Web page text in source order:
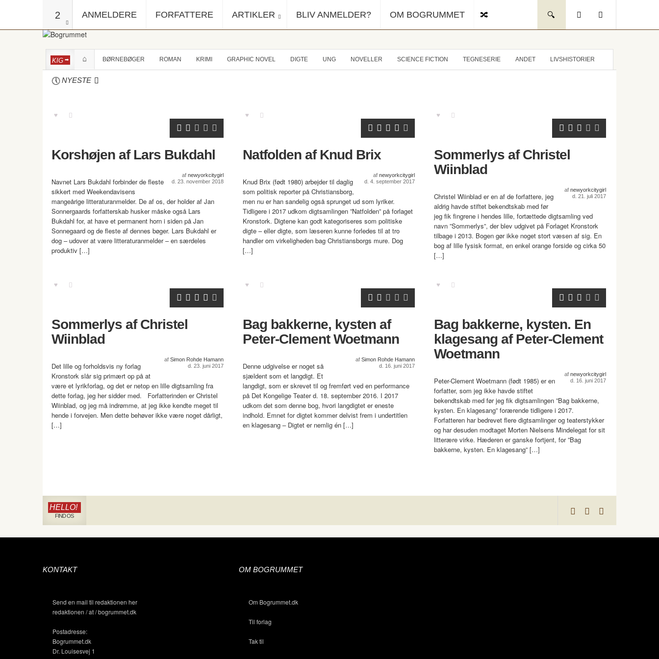
2 ANMELDERE FORFATTERE ARTIKLER BLIV ANMELDER? OM BOGRUMMET
KIG BØRNEBØGER ROMAN KRIMI GRAPHIC NOVEL DIGTE UNG NOVELLER SCIENCE FICTION TEGNESERIE ANDET LIVSHISTORIER
NYESTE
Korshøjen af Lars Bukdahl
af newyorkcitygirl
d. 23. november 2018
Navnet Lars Bukdahl forbinder de fleste
sikkert med Weekendavisens
mangeårige litteraturanmelder. De af os, der holder af Jan
Sonnergaards forfatterskab husker måske også Lars
Bukdahl for, at have et permanent horn i siden på Jan
Sonnegaard og de fleste af dennes bøger. Lars Bukdahl er
dog – udover at være litteraturanmelder – en særdeles
produktiv […]
Natfolden af Knud Brix
af newyorkcitygirl
d. 4. september 2017
Knud Brix (født 1980) arbejder til daglig
som politisk reporter på Christiansborg,
men nu er han sandelig også sprunget ud som lyriker.
Tidligere i 2017 udkom digtsamlingen ”Natfolden” på forlaget
Kronstork. Digtene kan godt kategoriseres som politiske
digte – eller digte, som læseren kunne forledes til at tro
handler om virkeligheden bag Christiansborgs mure. Dog
[…]
Sommerlys af Christel
Wiinblad
af newyorkcitygirl
d. 21. juli 2017
Christel Wiinblad er en af de forfattere, jeg
aldrig havde stiftet bekendtskab med før
jeg fik fingrene i hendes lille, fortættede digtsamling ved
navn ”Sommerlys”, der blev udgivet på Forlaget Kronstork
tilbage i 2013. Bogen gør ikke noget stort væsen af sig. En
bog af lille fysisk format, en enkel orange forside og cirka 50
[…]
Sommerlys af Christel
Wiinblad
af Simon Rohde Hamann
d. 23. juni 2017
Det lille og forholdsvis ny forlag
Kronstork slår sig primært op på at
være et lyrikforlag, og det er netop en lille digtsamling fra
dette forlag, jeg her sidder med. Forfatterinden er Christel
Wiinblad, og jeg må indrømme, at jeg ikke kendte meget til
hende i forvejen. Men dette behøver ikke være noget dårligt,
[…]
Bag bakkerne, kysten af
Peter-Clement Woetmann
af Simon Rohde Hamann
d. 16. juni 2017
Denne udgivelse er noget så
sjældent som et langdigt. Et
langdigt, som er skrevet til og fremført ved en performance
på Det Kongelige Teater d. 18. september 2016. I 2017
udkom det som denne bog, hvori langdigtet er eneste
indhold. Emnet for digtet kommer delvist frem i undertitlen
en klagesang – Digtet er nemlig én […]
Bag bakkerne, kysten. En
klagesang af Peter-Clement
Woetmann
af newyorkcitygirl
d. 16. juni 2017
Peter-Clement Woetmann (født 1985) er en
forfatter, som jeg ikke havde stiftet
bekendtskab med før jeg fik digtsamlingen ”Bag bakkerne,
kysten. En klagesang” forærende tidligere i 2017.
Forfatteren har bedrevet flere digtsamlinger og teaterstykker
og har desuden modtaget Morten Nielsens Mindelegat for sit
litterære virke. Hæderen er ganske fortjent, for ”Bag
bakkerne, kysten. En klagesang” […]
HELLO!
FIND OS
KONTAKT
Send en mail til redaktionen her
redaktionen / at / bogrummet.dk
Postadresse:
Bogrummet.dk
Dr. Louisesvej 1
OM BOGRUMMET
Om Bogrummet.dk
Til forlag
Tak til